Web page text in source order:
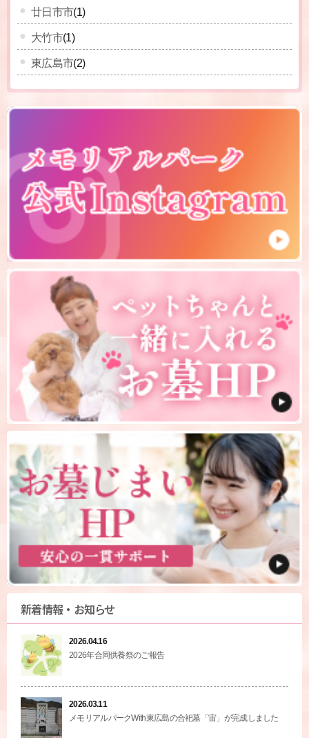
廿日市市(1)
大竹市(1)
東広島市(2)
新着情報・お知らせ
2026.04.16
2026年合同供養祭のご報告
2026.03.11
メモリアルパークWith東広島の合祀墓「宙」が完成しました